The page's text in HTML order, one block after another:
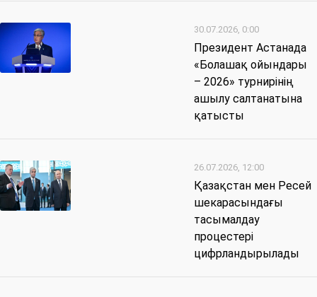
30.07.2026, 0:00
Президент Астанада
«Болашақ ойындары
– 2026» турнирінің
ашылу салтанатына
қатысты
26.07.2026, 12:00
Қазақстан мен Ресей
шекарасындағы
тасымалдау
процестері
цифрландырылады